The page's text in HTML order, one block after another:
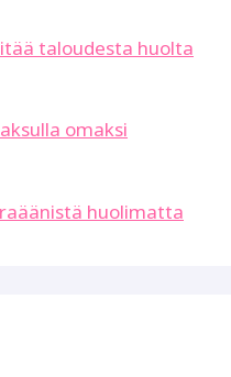
taloudesta huolta
omaksi
huolimatta